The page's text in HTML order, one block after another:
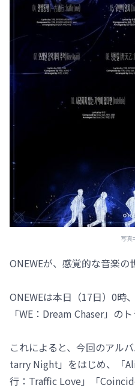
写真
ONEWEが、感覚的な音楽の
ONEWEは本日（17日）0時
「WE：Dream Chaser」の
これによると、今回のアル
tarry Night」をはじめ、「
行：Traffic Love」「